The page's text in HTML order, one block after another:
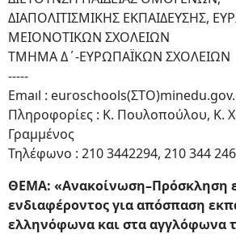
ΔΙΑΠΟΛΙΤΙΣΜΙΚΗΣ ΕΚΠΑΙΔΕΥΣΗΣ,
ΜΕΙΟΝΟΤΙΚΩΝ ΣΧΟΛΕΙΩΝ
ΤΜΗΜΑ Δ΄-ΕΥΡΩΠΑΪΚΩΝ ΣΧΟΛΕΙΩΝ
-----
Emaıl :
Πληροφορίες : Κ. Πουλοπούλου, Κ.
Γραμμένος
Τηλέφωνο : 210 3442294, 210 344
ΘΕΜΑ: «Ανακοίνωση–Πρόσκληση
ενδιαφέροντος για απόσπαση
ελληνόφωνα και στα αγγλόφωνα